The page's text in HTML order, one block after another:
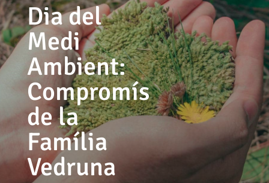
Dia del
Medi
Ambient:
Compromís
de la
Família
Vedruna